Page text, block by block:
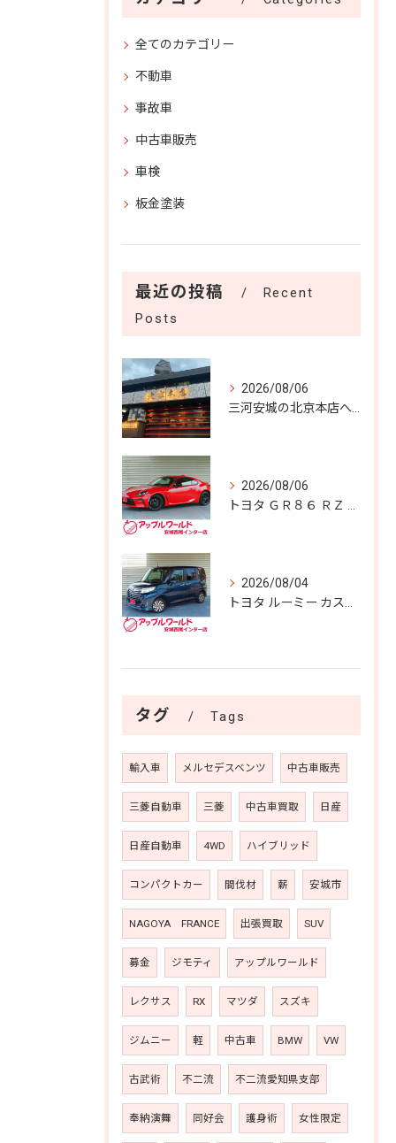
全てのカテゴリー
不動車
事故車
中古車販売
車検
板金塗装
最近の投稿
Recent
Posts
2026/08/06
2026/08/06
2026/08/04
タグ Tags
輸入車 メルセデスベンツ 中古車販売
三菱自動車 三菱 中古車買取 日産
日産自動車 4WD ハイブリッド
コンパクトカー 間伐材 薪 安城市
NAGOYA FRANCE 出張買取 SUV
募金 ジモティ アップルワールド
レクサス RX マツダ スズキ
ジムニー 軽 中古車 BMW VW
古武術 不二流 不二流愛知県支部
奉納演舞 同好会 護身術 女性限定